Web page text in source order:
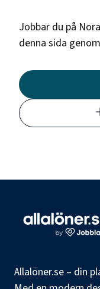
Jobbar du på
denna sida
Allalöner.se – din